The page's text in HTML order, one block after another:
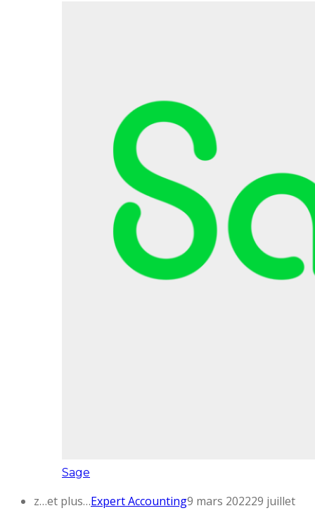
Sage
z…et plus…Expert Accounting9 mars 202229 juillet